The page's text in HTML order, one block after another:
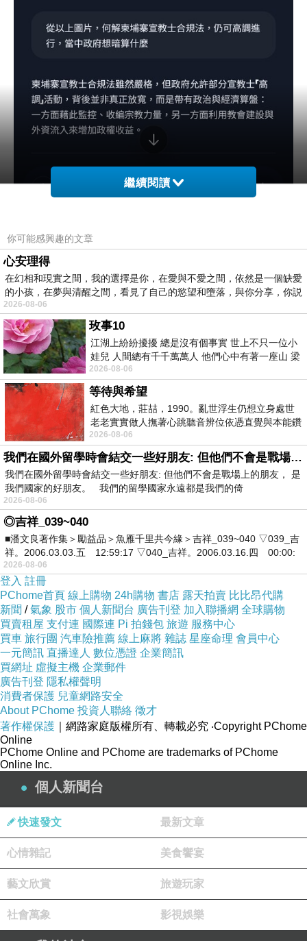
繼續閱讀
你可能感興趣的文章
心安理得
在幻相和現實之間，我的選擇是你，在愛與不愛之間，依然是一個缺愛
的小孩，在夢與清醒之間，看見了自己的慾望和墮落，與你分享，你説
2026-08-06
玫事10
江湖上紛紛擾擾 總是沒有個事實 世上不只一位小
娃兒 人間總有千千萬萬人 他們心中有著一座山 梁
山佛山泰華衡恆嵩 一山之高
2026-08-06
等待與希望
紅色大地，莊喆，1990。亂世浮生仍想立身處世
老老實實做人撫著心跳聽音辨位依憑直覺與本能鑽
向裂隙的亮處探索另一個心聲另一個共鳴的
2026-08-06
我們在國外留學時會結交一些好朋友: 但他們不會是戰場上的朋友
我們在國外留學時會結交一些好朋友: 但他們不會是戰場上的朋友， 是
我們國家的好朋友。 我們的留學國家永遠都是我們的倚
2026-08-06
◎吉祥_039~040
■潘文良著作集＞勵益品＞魚雁千里共今緣＞吉祥_039~040 ▽039_吉
祥。2006.03.03.五 12:59:17 ▽040_吉祥。2006.03.16.四 00:00:
2026-08-06
登入 註冊
PChome首頁 線上購物 24h購物 書店 露天拍賣 比比昂代購
新聞 /氣象 股市 個人新聞台 廣告刊登 加入聯播網 全球購物
買賣租屋 支付連 國際連 Pi 拍錢包 旅遊 服務中心
買車 旅行團 汽車險推薦 線上麻將 雜誌 星座命理 會員中心
一元簡訊 直播達人 數位憑證 企業簡訊
買網址 虛擬主機 企業郵件
廣告刊登 隱私權聲明
消費者保護 兒童網路安全
About PChome 投資人聯絡 徵才
著作權保護 ｜網路家庭版權所有、轉載必究 ‧Copyright PChome
Online
PChome Online and PChome are trademarks of PChome
Online Inc.
個人新聞台
快速發文 最新文章
心情雜記 美食饗宴
藝文欣賞 旅遊玩家
社會萬象 影視娛樂